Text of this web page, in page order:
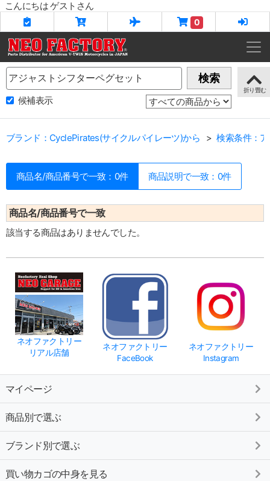
こんにちは ゲストさん
0
Name 検索
候補表示
ブランド：CyclePirates(サイクルパイレーツ)から 検索条件：
商品名/商品番号で一致：0件 商品説明で一致：0件
商品名/商品番号で一致
該当する商品はありませんでした。
ネオファクトリー
リアル店舗
ネオファクトリー
FaceBook
ネオファクトリー
Instagram
マイページ
商品別で選ぶ
ブランド別で選ぶ
買い物カゴの中身を見る